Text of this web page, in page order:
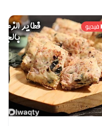
فيديو